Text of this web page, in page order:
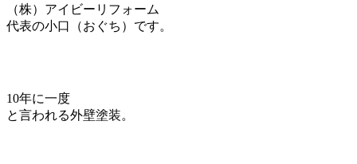
（株）アイビーリフォーム
代表の小口（おぐち）です。
10年に一度
と言われる外壁塗装。